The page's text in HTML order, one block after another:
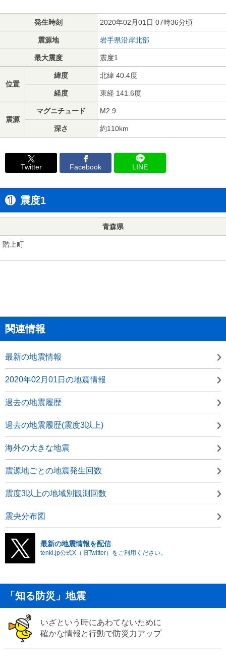
発生時刻 2020年02月01日 07時36分頃
震源地 岩手県沿岸北部
最大震度 震度1
位置
緯度 北緯 40.4度
経度 東経 141.6度
震源
マグニチュード M2.9
深さ 約110km
Twitter Facebook LINE
震度1
青森県
階上町
関連情報
最新の地震情報
2020年02月01日の地震情報
過去の地震履歴
過去の地震履歴(震度3以上)
海外の大きな地震
震源地ごとの地震発生回数
震度3以上の地域別観測回数
震央分布図
最新の地震情報を配信
tenki.jp公式X（旧Twitter）をご利用ください。
「知る防災」地震
いざという時にあわてないために
確かな情報と行動で防災力アップ